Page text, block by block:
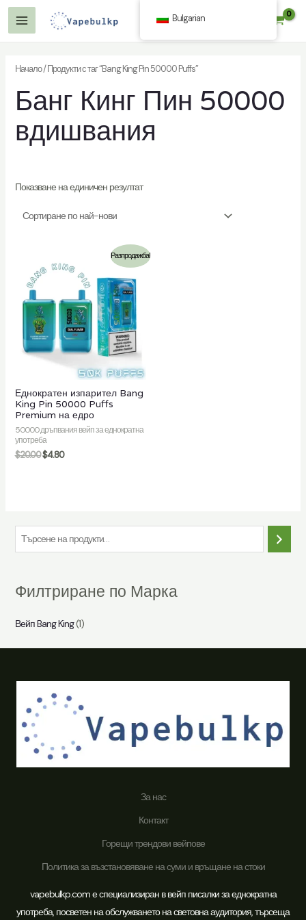
Към
съдържанието
Основно
Начало/ Продукти с таг “Bang King Pin 50000 Puffs”
Банг Кинг Пин 50000
вдишвания
Показване на единичен резултат
Разпродажба!
Еднократен изпарител Bang
King Pin 50000 Puffs
Premium на едро
50000 дръпвания вейп за еднократна
употреба
$20.00$4.80
ъ
с
н
е
Филтриране по Марка
Вейп Bang King(1)
За нас
Контакт
Горещи трендови вейпове
Политика за възстановяване на суми и връщане на стоки
vapebulkp.com е специализиран в вейп писалки за еднократна
употреба, посветен на обслужването на световна аудитория, търсеща
Bulgarian